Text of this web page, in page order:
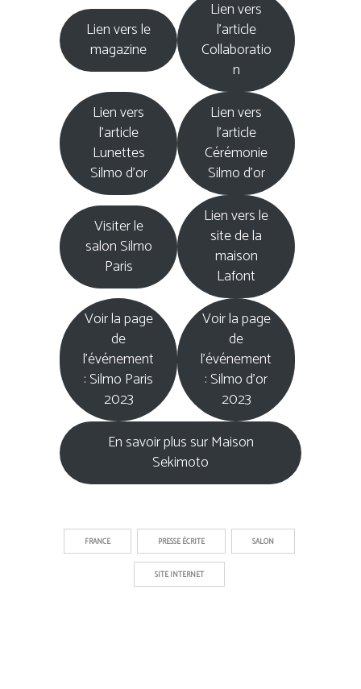
Lien vers le
magazine
Lien vers
l’article
Collaboratio
n
Lien vers
l’article
Lunettes
Silmo d’or
Lien vers
l’article
Cérémonie
Silmo d’or
Visiter le
salon Silmo
Paris
Lien vers le
site de la
maison
Lafont
Voir la page
de
l’événement
: Silmo Paris
2023
Voir la page
de
l’événement
: Silmo d’or
2023
En savoir plus sur Maison
Sekimoto
FRANCE PRESSE ÉCRITE SALON
SITE INTERNET